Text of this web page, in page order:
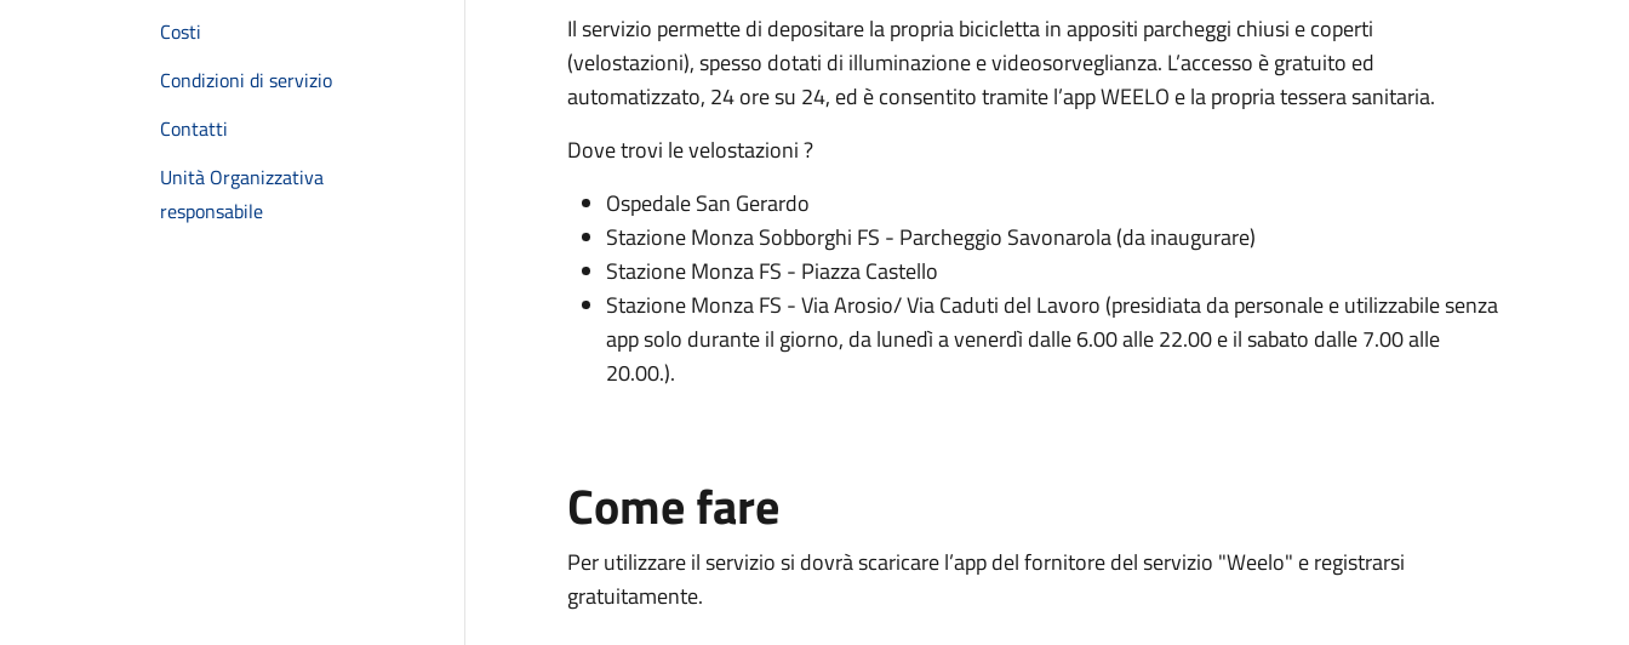
Costi
Condizioni di servizio
Contatti
Unità Organizzativa
responsabile
Il servizio permette di depositare la propria bicicletta in appositi parcheggi chiusi e coperti
(velostazioni), spesso dotati di illuminazione e videosorveglianza. L’accesso è gratuito ed
automatizzato, 24 ore su 24, ed è consentito tramite l’app WEELO e la propria tessera sanitaria.
Dove trovi le velostazioni ?
Ospedale San Gerardo
Stazione Monza Sobborghi FS - Parcheggio Savonarola (da inaugurare)
Stazione Monza FS - Piazza Castello
Stazione Monza FS - Via Arosio/ Via Caduti del Lavoro (presidiata da personale e utilizzabile senza
app solo durante il giorno, da lunedì a venerdì dalle 6.00 alle 22.00 e il sabato dalle 7.00 alle
20.00.).
Come fare
Per utilizzare il servizio si dovrà scaricare l’app del fornitore del servizio "Weelo" e registrarsi
gratuitamente.